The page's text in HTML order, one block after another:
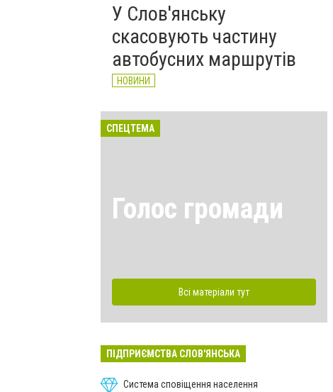
У Слов'янську
скасовують частину
автобусних маршрутів
НОВИНИ
СПЕЦТЕМА
Голос громади
Всі матеріали тут
ПІДПРИЄМСТВА СЛОВ'ЯНСЬКА
Система сповіщення населення